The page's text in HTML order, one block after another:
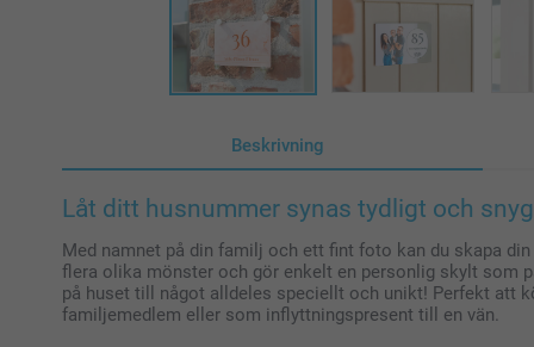
Beskrivning
Låt ditt husnummer synas tydligt och
Med namnet på din familj och ett fint foto kan du skapa
flera olika mönster och gör enkelt en personlig skylt som
på huset till något alldeles speciellt och unikt! Perfekt att
familjemedlem eller som inflyttningspresent till en vän.